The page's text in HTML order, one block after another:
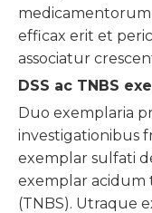
efficax erit et
associatur
DSS ac TNBS
Duo exemplaria
investigationibus
exemplar sulfati
exemplar
(TNBS). Utraque